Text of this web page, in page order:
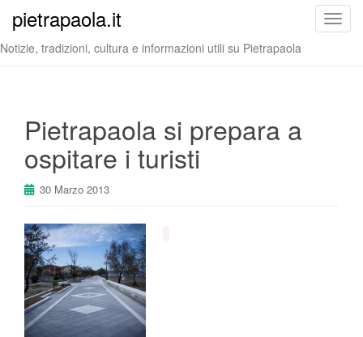
T
pietrapaola.it
Notizie, tradizioni, cultura e informazioni utili su Pietrapaola
Pietrapaola si prepara a
ospitare i turisti
30 Marzo 2013